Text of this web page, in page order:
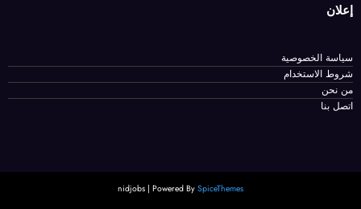
إعلان
سياسة الخصوصية
شروط الاستخدام
من نحن
اتصل بنا
nidjobs | Powered By SpiceThemes